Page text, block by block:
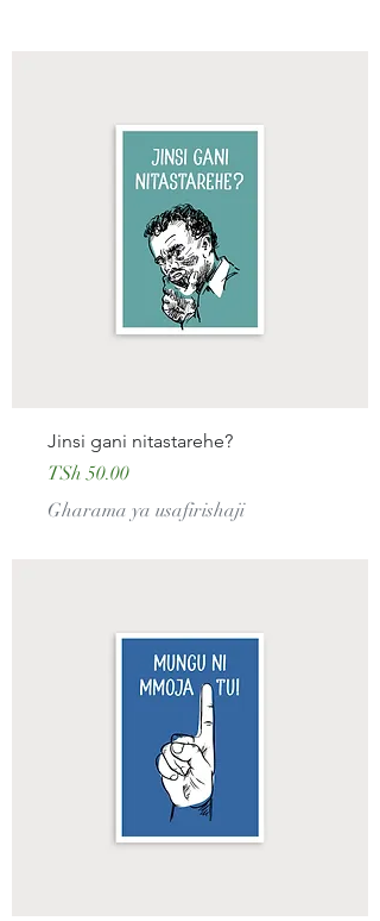
Jinsi gani nitastarehe?
Price
TSh 50.00
Gharama ya usafirishaji